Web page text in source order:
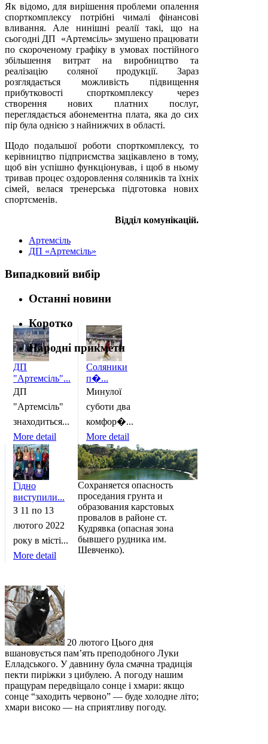
Як відомо, для вирішення проблеми опалення
спорткомплексу потрібні чималі фінансові
вливання. Але нинішні реалії такі, що на
сьогодні ДП «Артемсіль» змушено працювати
по скороченому графіку в умовах постійного
збільшення витрат на виробництво та
реалізацію соляної продукції. Зараз
розглядається можливість підвищення
прибутковості спорткомплексу через
створення нових платних послуг,
переглядається абонементна плата, яка до сих
пір була однією з найнижчих в області.
Щодо подальшої роботи спорткомплексу, то
керівництво підприємства зацікавлено в тому,
щоб він успішно функціонував, і щоб в ньому
тривав процес оздоровлення соляників та їхніх
сімей, велася тренерська підготовка нових
спортсменів.
Відділ комунікацій.
Артемсіль
ДП «Артемсіль»
Випадковий вибір
Останні новини
Коротко
Народні прикмети
ДП
"Артемсіль"...
ДП
"Артемсіль"
знаходиться...
More detail
Соляники
п�...
Минулої
суботи два
комфор�...
More detail
Гідно
виступили...
З 11 по 13
лютого 2022
року в місті...
More detail
Сохраняется опасность
проседания грунта и
образования карстовых
провалов в районе ст.
Кудрявка (опасная зона
бывшего рудника им.
Шевченко).
20 лютого Цього дня
вшановується пам’ять преподобного Луки
Елладського. У давнину була смачна традиція
пекти пиріжки з цибулею. А погоду нашим
пращурам передвіщало сонце і хмари: якщо
сонце “заходить червоно” — буде холодне літо;
хмари високо — на сприятливу погоду.